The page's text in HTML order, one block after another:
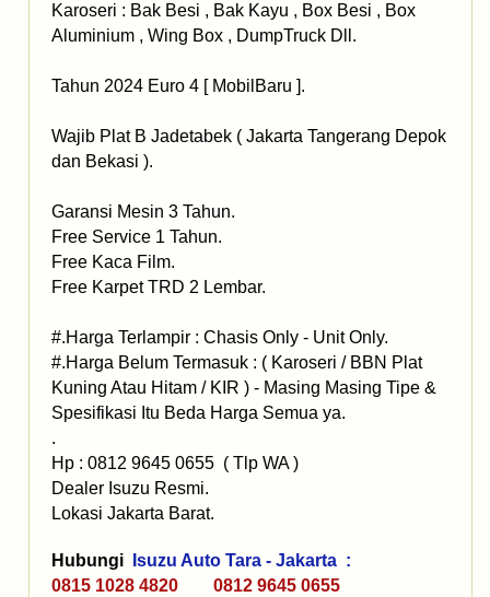
Karoseri : Bak Besi , Bak Kayu , Box Besi , Box
Aluminium , Wing Box , DumpTruck Dll.
Tahun 2024 Euro 4 [ MobilBaru ].
Wajib Plat B Jadetabek ( Jakarta Tangerang Depok
dan Bekasi ).
Garansi Mesin 3 Tahun.
Free Service 1 Tahun.
Free Kaca Film.
Free Karpet TRD 2 Lembar.
#.Harga Terlampir : Chasis Only - Unit Only.
#.Harga Belum Termasuk : ( Karoseri / BBN Plat
Kuning Atau Hitam / KIR ) - Masing Masing Tipe &
Spesifikasi Itu Beda Harga Semua ya.
.
Hp : 0812 9645 0655 ( Tlp WA )
Dealer Isuzu Resmi.
Lokasi Jakarta Barat.
Hubungi
Isuzu Auto Tara - Jakarta :
0815 1028 4820 0812 9645 0655